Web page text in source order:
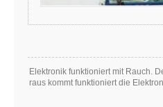
Elektronik funktioniert mit Rauch.
raus kommt funktioniert die